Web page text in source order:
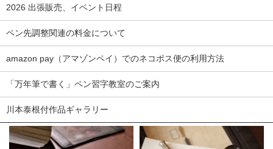
2026 出張販売、イベント日程
ペン先調整関連の料金について
amazon pay（アマゾンペイ）でのネコポス便の利用方法
「万年筆で書く」ペン習字教室のご案内
川本泰根付作品ギャラリー